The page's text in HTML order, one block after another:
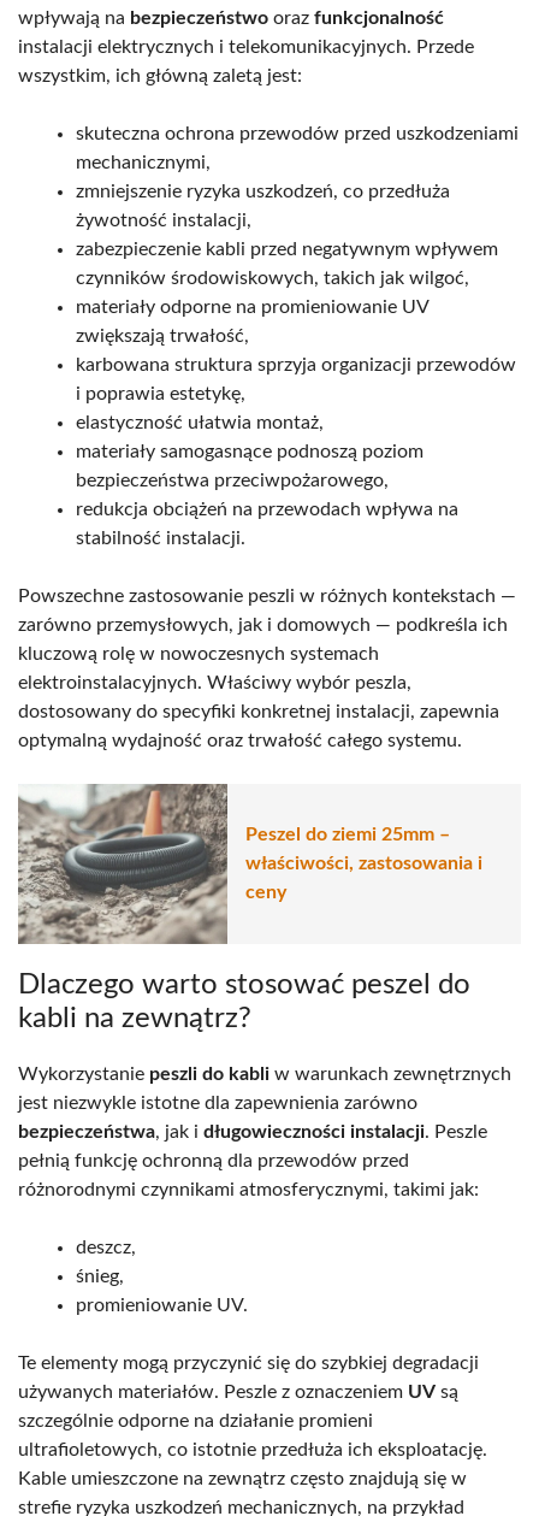
wpływają na bezpieczeństwo oraz funkcjonalność
instalacji elektrycznych i telekomunikacyjnych. Przede
wszystkim, ich główną zaletą jest:
skuteczna ochrona przewodów przed uszkodzeniami
mechanicznymi,
zmniejszenie ryzyka uszkodzeń, co przedłuża
żywotność instalacji,
zabezpieczenie kabli przed negatywnym wpływem
czynników środowiskowych, takich jak wilgoć,
materiały odporne na promieniowanie UV
zwiększają trwałość,
karbowana struktura sprzyja organizacji przewodów
i poprawia estetykę,
elastyczność ułatwia montaż,
materiały samogasnące podnoszą poziom
bezpieczeństwa przeciwpożarowego,
redukcja obciążeń na przewodach wpływa na
stabilność instalacji.
Powszechne zastosowanie peszli w różnych kontekstach —
zarówno przemysłowych, jak i domowych — podkreśla ich
kluczową rolę w nowoczesnych systemach
elektroinstalacyjnych. Właściwy wybór peszla,
dostosowany do specyfiki konkretnej instalacji, zapewnia
optymalną wydajność oraz trwałość całego systemu.
Peszel do ziemi 25mm –
właściwości, zastosowania i
ceny
Dlaczego warto stosować peszel do
kabli na zewnątrz?
Wykorzystanie peszli do kabli w warunkach zewnętrznych
jest niezwykle istotne dla zapewnienia zarówno
bezpieczeństwa, jak i długowieczności instalacji. Peszle
pełnią funkcję ochronną dla przewodów przed
różnorodnymi czynnikami atmosferycznymi, takimi jak:
deszcz,
śnieg,
promieniowanie UV.
Te elementy mogą przyczynić się do szybkiej degradacji
używanych materiałów. Peszle z oznaczeniem UV są
szczególnie odporne na działanie promieni
ultrafioletowych, co istotnie przedłuża ich eksploatację.
Kable umieszczone na zewnątrz często znajdują się w
strefie ryzyka uszkodzeń mechanicznych, na przykład